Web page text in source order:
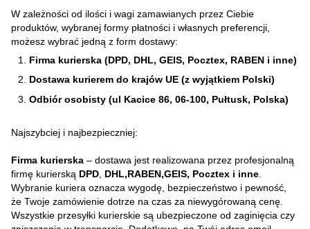
W zależności od ilości i wagi zamawianych przez Ciebie
produktów, wybranej formy płatności i własnych preferencji,
możesz wybrać jedną z form dostawy:
Firma kurierska (DPD, DHL, GEIS, Pocztex, RABEN i inne)
Dostawa kurierem do krajów UE (z wyjątkiem Polski)
Odbiór osobisty (ul Kacice 86, 06-100, Pułtusk, Polska)
Najszybciej i najbezpieczniej:
Firma kurierska – dostawa jest realizowana przez profesjonalną
firmę kurierską DPD DHL,RABEN,GEIS, Pocztex i inne
Wybranie kuriera oznacza wygodę, bezpieczeństwo i pewność,
że Twoje zamówienie dotrze na czas za niewygórowaną cenę.
Wszystkie przesyłki kurierskie są ubezpieczone od zaginięcia czy